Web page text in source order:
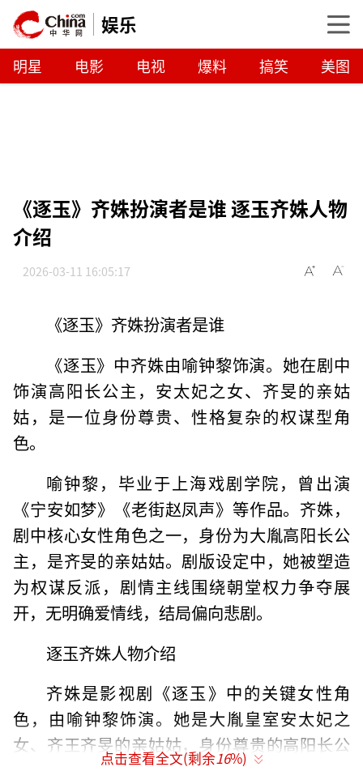
娱乐
明星 电影 电视 爆料 搞笑 美图
《逐玉》齐姝扮演者是谁 逐玉齐姝人物
介绍
2026-03-11 16:05:17
《逐玉》齐姝扮演者是谁
《逐玉》中齐姝由喻钟黎饰演。她在剧中
饰演高阳长公主，安太妃之女、齐旻的亲姑
姑，是一位身份尊贵、性格复杂的权谋型角
色。
喻钟黎，毕业于上海戏剧学院，曾出演
《宁安如梦》《老街赵凤声》等作品。齐姝，
剧中核心女性角色之一，身份为大胤高阳长公
主，是齐旻的亲姑姑。剧版设定中，她被塑造
为权谋反派，剧情主线围绕朝堂权力争夺展
开，无明确爱情线，结局偏向悲剧。
逐玉齐姝人物介绍
齐姝是影视剧《逐玉》中的关键女性角
色，由喻钟黎饰演。她是大胤皇室安太妃之
女、齐王齐旻的亲姑姑，身份尊贵的高阳长公
主。作为剧中核心权谋人物，她性格骄纵清
点击查看全文(剩余16%)